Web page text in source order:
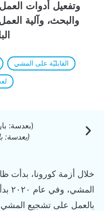
وتفعيل أدوات العمل
والبحث، وآلية
القابليّة على المشي
خلال أزمة كورونا، بدأت
بالعمل على تشجيع المشي
(بعدسة: باراك بريكنر)